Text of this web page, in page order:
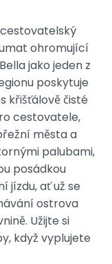
ohromující
jako jeden z
poskytuje
křišťálově čisté
cestovatele,
města a
palubami,
posádkou
jízdu, ať už se
ostrova
Užijte si
když vyplujete